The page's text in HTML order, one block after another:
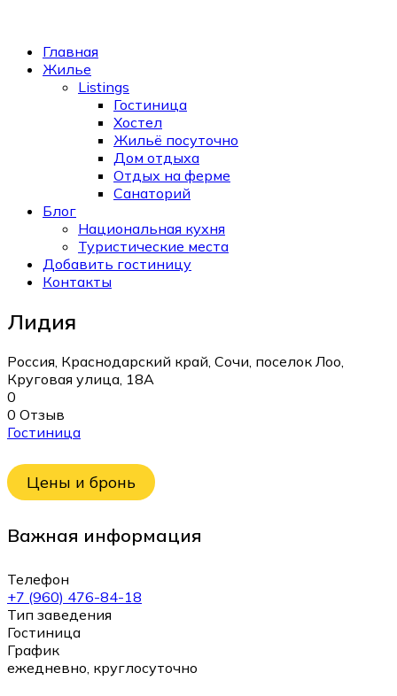
Главная
Жилье
Listings
Гостиница
Хостел
Жильё посуточно
Дом отдыха
Отдых на ферме
Санаторий
Блог
Национальная кухня
Туристические места
Добавить гостиницу
Контакты
Лидия
Россия, Краснодарский край, Сочи, поселок Лоо,
Круговая улица, 18А
0
0 Отзыв
Гостиница
Цены и бронь
Важная информация
Телефон
+7 (960) 476-84-18
Тип заведения
Гостиница
График
ежедневно, круглосуточно